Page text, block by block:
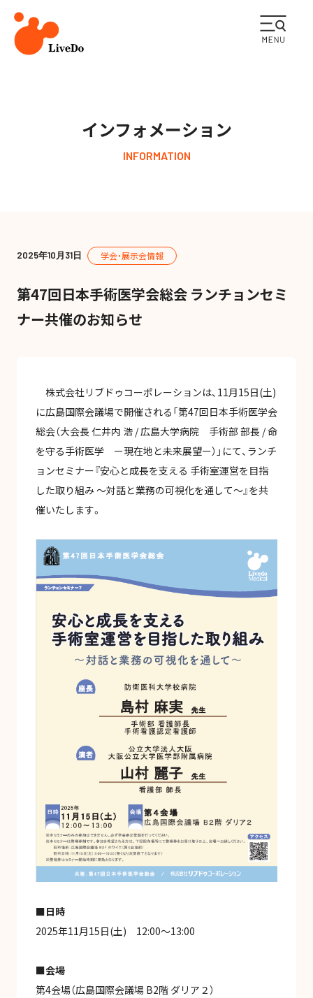
ライフケア事業
インフォメーション
お問い合わせ
プライバシーポリシー 情報セキュリティ
当サイトについて
インフォメーション
INFORMATION
2025年10月31日 学会・展示会情報
第47回日本手術医学会総会 ランチョンセミ
ナー共催のお知らせ
株式会社リブドゥコーポレーションは、11月15日(土)
に広島国際会議場で開催される「第47回日本手術医学会
総会（大会長 仁井内 浩 / 広島大学病院 手術部 部長 / 命
を守る手術医学 ー現在地と未来展望ー）」にて、ランチ
ョンセミナー『安心と成長を支える 手術室運営を目指
した取り組み ～対話と業務の可視化を通して～』を共
催いたします。
■日時
2025年11月15日(土) 12:00～13:00
■会場
第4会場（広島国際会議場 B2階 ダリア２）